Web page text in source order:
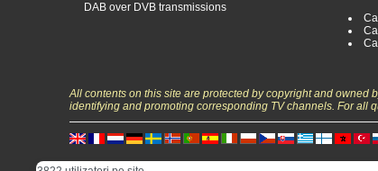
DAB over DVB transmissions
All contents on this site are protected by copyright and owned
identifying and promoting corresponding TV channels. For all